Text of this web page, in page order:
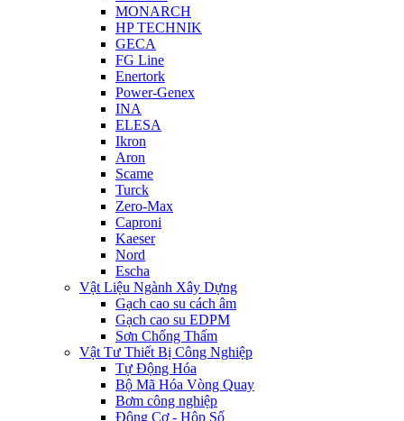
MONARCH
HP TECHNIK
GECA
FG Line
Enertork
Power-Genex
INA
ELESA
Ikron
Aron
Scame
Turck
Zero-Max
Caproni
Kaeser
Nord
Escha
Vật Liệu Ngành Xây Dựng
Gạch cao su cách âm
Gạch cao su EDPM
Sơn Chống Thấm
Vật Tư Thiết Bị Công Nghiệp
Tự Động Hóa
Bộ Mã Hóa Vòng Quay
Bơm công nghiệp
Động Cơ - Hộp Số